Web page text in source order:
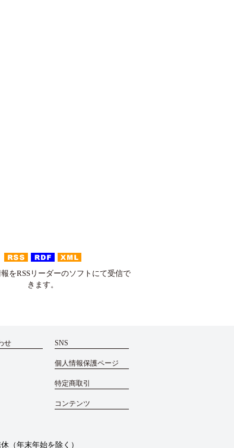
をRSSリーダーのソフトにて受信で
きます。
せ SNS
個人情報保護ページ
特定商取引
コンテンツ
（年末年始を除く）